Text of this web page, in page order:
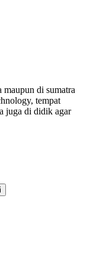
di sumatra
tempat
juga di didik agar